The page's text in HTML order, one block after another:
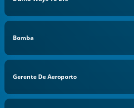
Bomba
Gerente De Aeroporto